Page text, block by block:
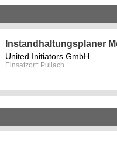
Instandhaltungsplaner
United Initiators GmbH
Einsatzort: Pullach